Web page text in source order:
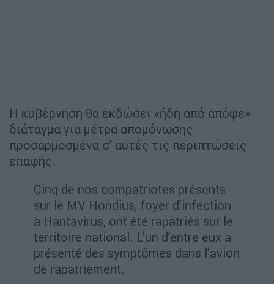
Η κυβέρνηση θα εκδώσει «ήδη από απόψε»
διάταγμα για μέτρα απομόνωσης
προσαρμοσμένα σ’ αυτές τις περιπτώσεις
επαφής.
Cinq de nos compatriotes présents
sur le MV Hondius, foyer d’infection
à Hantavirus, ont été rapatriés sur le
territoire national. L’un d’entre eux a
présenté des symptômes dans l’avion
de rapatriement.